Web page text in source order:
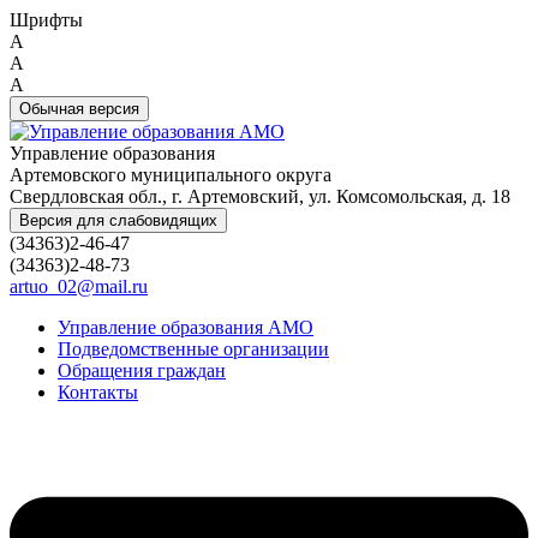
Шрифты
A
A
A
Обычная версия
Управление образования
Артемовского муниципального округа
Свердловская обл., г. Артемовский, ул. Комсомольская, д. 18
Версия для слабовидящих
(34363)2-46-47
(34363)2-48-73
artuo_02@mail.ru
Управление образования АМО
Подведомственные организации
Обращения граждан
Контакты